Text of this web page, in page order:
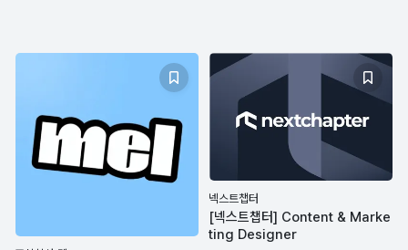
넥스트챕터
[넥스트챕터] Content & Marke
ting Designer